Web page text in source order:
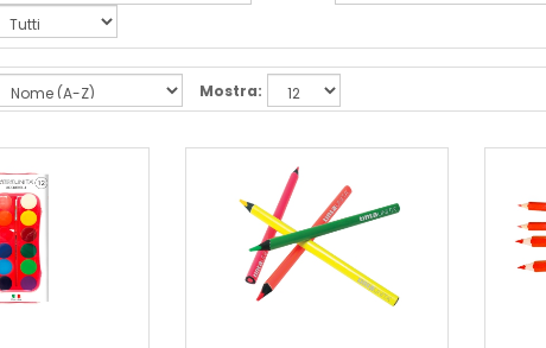
Mostra: